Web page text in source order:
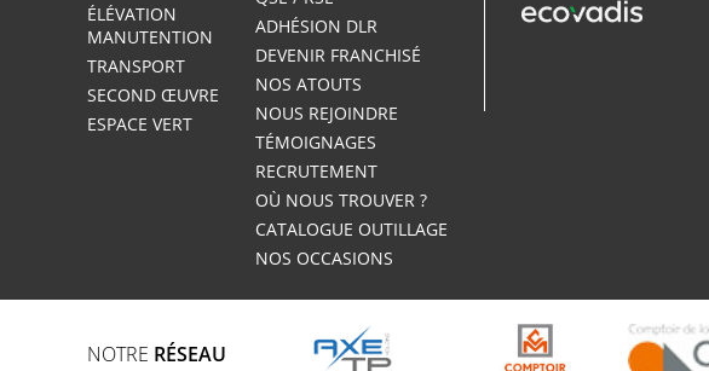
ÉLÉVATION
MANUTENTION
TRANSPORT
SECOND ŒUVRE
ESPACE VERT
ADHÉSION DLR
DEVENIR FRANCHISÉ
NOS ATOUTS
NOUS REJOINDRE
TÉMOIGNAGES
RECRUTEMENT
OÙ NOUS TROUVER ?
CATALOGUE OUTILLAGE
NOS OCCASIONS
NOTRE RÉSEAU